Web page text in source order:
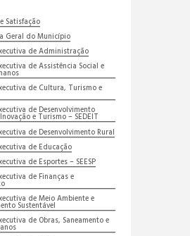
Satisfação
Geral do Município
de Administração
de Assistência Social e
de Cultura, Turismo e
de Desenvolvimento
e Turismo – SEDEIT
de Desenvolvimento Rural
de Educação
de Esportes – SEESP
de Finanças e
de Meio Ambiente e
Sustentável
de Obras, Saneamento e